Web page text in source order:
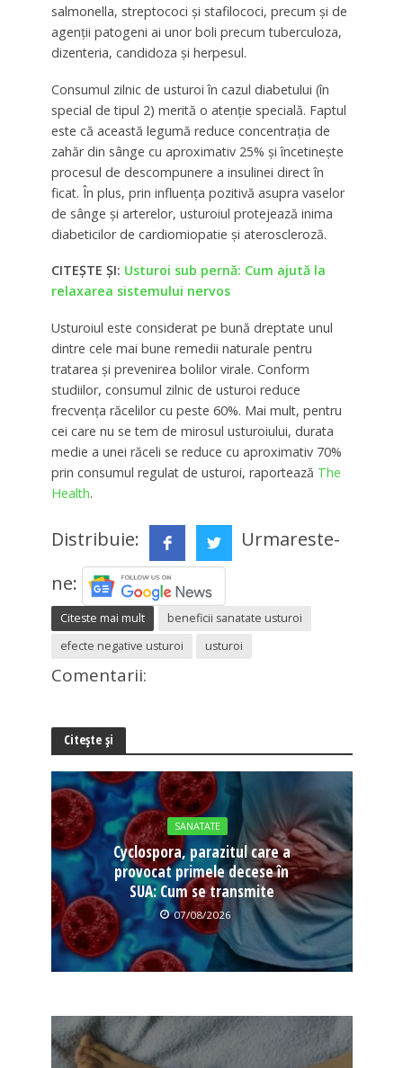
salmonella, streptococi și stafilococi, precum și de
agenții patogeni ai unor boli precum tuberculoza,
dizenteria, candidoza și herpesul.
Consumul zilnic de usturoi în cazul diabetului (în
special de tipul 2) merită o atenție specială. Faptul
este că această legumă reduce concentrația de
zahăr din sânge cu aproximativ 25% și încetinește
procesul de descompunere a insulinei direct în
ficat. În plus, prin influența pozitivă asupra vaselor
de sânge și arterelor, usturoiul protejează inima
diabeticilor de cardiomiopatie și ateroscleroză.
CITEȘTE ȘI: Usturoi sub pernă: Cum ajută la
relaxarea sistemului nervos
Usturoiul este considerat pe bună dreptate unul
dintre cele mai bune remedii naturale pentru
tratarea și prevenirea bolilor virale. Conform
studiilor, consumul zilnic de usturoi reduce
frecvența răcelilor cu peste 60%. Mai mult, pentru
cei care nu se tem de mirosul usturoiului, durata
medie a unei răceli se reduce cu aproximativ 70%
prin consumul regulat de usturoi, raportează The
Health.
Distribuie:
Urmareste-
ne:
Citeste mai mult
beneficii sanatate usturoi
efecte negative usturoi
usturoi
Comentarii:
Citește și
SANATATE
Cyclospora, parazitul care a
provocat primele decese în
SUA: Cum se transmite
07/08/2026